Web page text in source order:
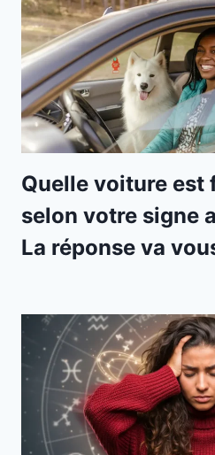
Quelle voiture est
selon votre signe
La réponse va